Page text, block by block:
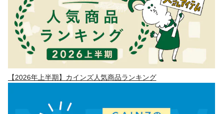
【2026年上半期】カインズ人気商品ランキング